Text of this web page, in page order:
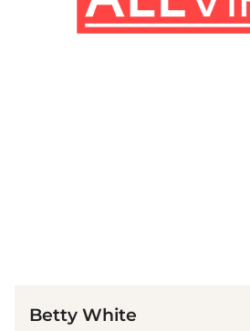
Betty White